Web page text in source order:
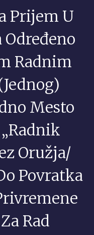
Prijem U
Određeno
Radnim
Mesto
„radnik
Oružja/
Povratka
Rad